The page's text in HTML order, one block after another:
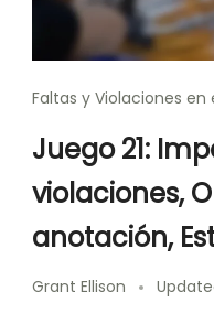
Faltas y Violaciones en
Juego 21:
violaciones,
anotación,
Grant Ellison